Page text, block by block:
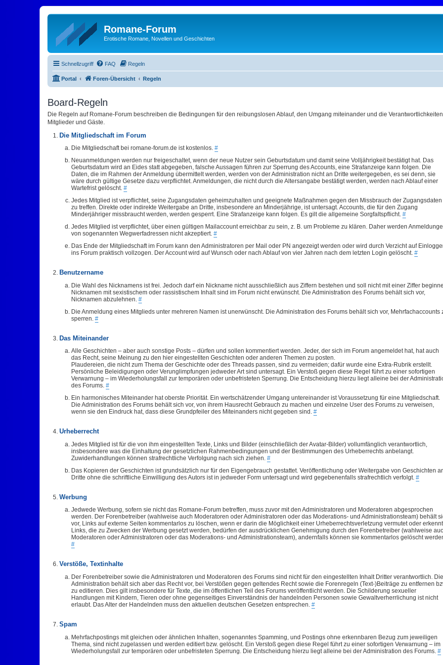
Romane-Forum
Erotische Romane, Novellen und Geschichten
Schnellzugriff FAQ Regeln
Portal Foren-Übersicht Regeln
Board-Regeln
Die Regeln auf Romane-Forum beschreiben die Bedingungen für den reibungslosen Ablauf, den Umgang miteinander und die
Mitglieder und Gäste.
Die Mitgliedschaft im Forum
Die Mitgliedschaft bei romane-forum.de ist kostenlos. #
Neuanmeldungen werden nur freigeschaltet, wenn der neue Nutzer sein Geburtsdatum und damit seine Volljährigkeit bestätigt hat. Das
Geburtsdatum wird an Eides statt abgegeben, falsche Aussagen führen zur Sperrung des Accounts, eine Strafanzeige kann folgen. Die
Daten, die im Rahmen der Anmeldung übermittelt werden, werden von der Administration nicht an Dritte weitergegeben, es sei denn, sie
wäre durch gültige Gesetze dazu verpflichtet. Anmeldungen, die nicht durch die Altersangabe bestätigt werden, werden nach Ablauf einer
Wartefrist gelöscht. #
Jedes Mitglied ist verpflichtet, seine Zugangsdaten geheimzuhalten und geeignete Maßnahmen gegen den Missbrauch der Zugangsdaten
zu treffen. Direkte oder indirekte Weitergabe an Dritte, insbesondere an Minderjährige, ist untersagt. Accounts, die für den Zugang
Minderjähriger missbraucht werden, werden gesperrt. Eine Strafanzeige kann folgen. Es gilt die allgemeine Sorgfaltspflicht. #
Jedes Mitglied ist verpflichtet, über einen gültigen Mailaccount erreichbar zu sein, z. B. um Probleme zu klären. Daher werden
von sogenannten Wegwerfadressen nicht akzeptiert. #
Das Ende der Mitgliedschaft im Forum kann den Administratoren per Mail oder PN angezeigt werden oder wird durch Verzicht auf
ins Forum praktisch vollzogen. Der Account wird auf Wunsch oder nach Ablauf von vier Jahren nach dem letzten Login gelöscht. #
Benutzername
Die Wahl des Nicknamens ist frei. Jedoch darf ein Nickname nicht ausschließlich aus Ziffern bestehen und soll nicht mit einer Ziffer
Nicknamen mit sexistischem oder rassistischem Inhalt sind im Forum nicht erwünscht. Die Administration des Forums behält sich vor,
Nicknamen abzulehnen. #
Die Anmeldung eines Mitglieds unter mehreren Namen ist unerwünscht. Die Administration des Forums behält sich vor, Mehrfachaccounts
sperren. #
Das Miteinander
Alle Geschichten – aber auch sonstige Posts – dürfen und sollen kommentiert werden. Jeder, der sich im Forum angemeldet hat, hat auch
das Recht, seine Meinung zu den hier eingestellten Geschichten oder anderen Themen zu posten.
Plaudereien, die nicht zum Thema der Geschichte oder des Threads passen, sind zu vermeiden; dafür wurde eine Extra-Rubrik erstellt.
Persönliche Beleidigungen oder Verunglimpfungen jedweder Art sind untersagt. Ein Verstoß gegen diese Regel führt zu einer sofortigen
Verwarnung – im Wiederholungsfall zur temporären oder unbefristeten Sperrung. Die Entscheidung hierzu liegt alleine bei der
des Forums. #
Ein harmonisches Miteinander hat oberste Priorität. Ein wertschätzender Umgang untereinander ist Voraussetzung für eine Mitgliedschaft.
Die Administration des Forums behält sich vor, von ihrem Hausrecht Gebrauch zu machen und einzelne User des Forums zu verweisen,
wenn sie den Eindruck hat, dass diese Grundpfeiler des Miteinanders nicht gegeben sind. #
Urheberrecht
Jedes Mitglied ist für die von ihm eingestellten Texte, Links und Bilder (einschließlich der Avatar-Bilder) vollumfänglich verantwortlich,
insbesondere was die Einhaltung der gesetzlichen Rahmenbedingungen und der Bestimmungen des Urheberrechts anbelangt.
Zuwiderhandlungen können strafrechtliche Verfolgung nach sich ziehen. #
Das Kopieren der Geschichten ist grundsätzlich nur für den Eigengebrauch gestattet. Veröffentlichung oder Weitergabe von Geschichten
Dritte ohne die schriftliche Einwilligung des Autors ist in jedweder Form untersagt und wird gegebenenfalls strafrechtlich verfolgt. #
Werbung
Jedwede Werbung, sofern sie nicht das Romane-Forum betreffen, muss zuvor mit den Administratoren und Moderatoren abgesprochen
werden. Der Forenbetreiber (wahlweise auch Moderatoren oder Administratoren oder das Moderations- und Administrationsteam) behält
vor, Links auf externe Seiten kommentarlos zu löschen, wenn er darin die Möglichkeit einer Urheberrechtsverletzung vermutet oder
Links, die zu Zwecken der Werbung gesetzt werden, bedürfen der ausdrücklichen Genehmigung durch den Forenbetreiber (wahlweise
Moderatoren oder Administratoren oder das Moderations- und Administrationsteam), andernfalls können sie kommentarlos gelöscht
#
Verstöße, Textinhalte
Der Forenbetreiber sowie die Administratoren und Moderatoren des Forums sind nicht für den eingestellten Inhalt Dritter verantwortlich. Die
Administration behält sich aber das Recht vor, bei Verstößen gegen geltendes Recht sowie die Forenregeln (Text-)Beiträge zu entfernen
zu editieren. Dies gilt insbesondere für Texte, die im öffentlichen Teil des Forums veröffentlicht werden. Die Schilderung sexueller
Handlungen mit Kindern, Tieren oder ohne gegenseitiges Einverständnis der handelnden Personen sowie Gewaltverherrlichung ist nicht
erlaubt. Das Alter der Handelnden muss den aktuellen deutschen Gesetzen entsprechen. #
Spam
Mehrfachpostings mit gleichen oder ähnlichen Inhalten, sogenanntes Spamming, und Postings ohne erkennbaren Bezug zum jeweiligen
Thema, sind nicht zugelassen und werden editiert bzw. gelöscht. Ein Verstoß gegen diese Regel führt zu einer sofortigen Verwarnung – im
Wiederholungsfall zur temporären oder unbefristeten Sperrung. Die Entscheidung hierzu liegt alleine bei der Administration des Forums. #